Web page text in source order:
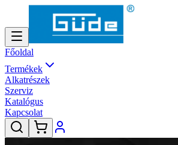
Főoldal
Termékek
Alkatrészek
Szerviz
Katalógus
Kapcsolat